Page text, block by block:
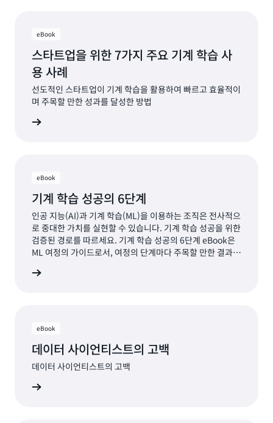
모든 유형의 데이터를 대규모로 처리하여 더 정확한 예측 도
eBook
스타트업을 위한 7가지 주요 기계 학습 사
용 사례
선도적인 스타트업이 기계 학습을 활용하여 빠르고 효율적이
며 주목할 만한 성과를 달성한 방법
eBook
기계 학습 성공의 6단계
인공 지능(AI)과 기계 학습(ML)을 이용하는 조직은 전사적으
로 중대한 가치를 실현할 수 있습니다. 기계 학습 성공을 위한
검증된 경로를 따르세요. 기계 학습 성공의 6단계 eBook은
ML 여정의 가이드로서, 여정의 단계마다 주목할 만한 결과를
요. 성공적인 기계 학습 여정을 위한 6단계 ML 투자를 통해
eBook
데이터 사이언티스트의 고백
데이터 사이언티스트의 고백